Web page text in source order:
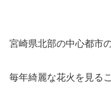
宮崎県北部の中心都市
毎年綺麗な花火を見る